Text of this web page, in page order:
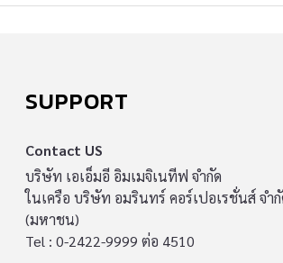
เด็กๆ กันค่ะ
SUPPORT
Contact US
บริษัท เอเอ็มอี อิมเมจิเนทีฟ จำกัด
ในเครือ บริษัท อมรินทร์ คอร์เปอเรชั่นส์ จำ
(มหาชน)
Tel : 0-2422-9999 ต่อ 4510